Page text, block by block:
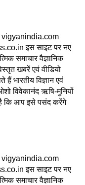
vigyanindia.com
इस साइट पर नए
समाचार वैज्ञानिक
खबरें एवं वीडियो
भारतीय विज्ञान एवं
विवेकानंद ऋषि-मुनियों
कि आप इसे पसंद करेंगे
vigyanindia.com
इस साइट पर नए
समाचार वैज्ञानिक